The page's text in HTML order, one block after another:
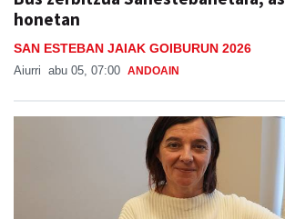
honetan
SAN ESTEBAN JAIAK GOIBURUN 2026
Aiurri abu 05, 07:00 ANDOAIN